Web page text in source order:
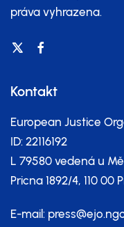
práva vyhrazena.
Kontakt
European Justice
ID: 22116192
L 79580 vedená u
Pricna 1892/4, 110
E-mail: